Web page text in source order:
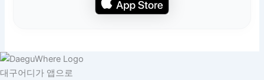
대구어디가 앱으로